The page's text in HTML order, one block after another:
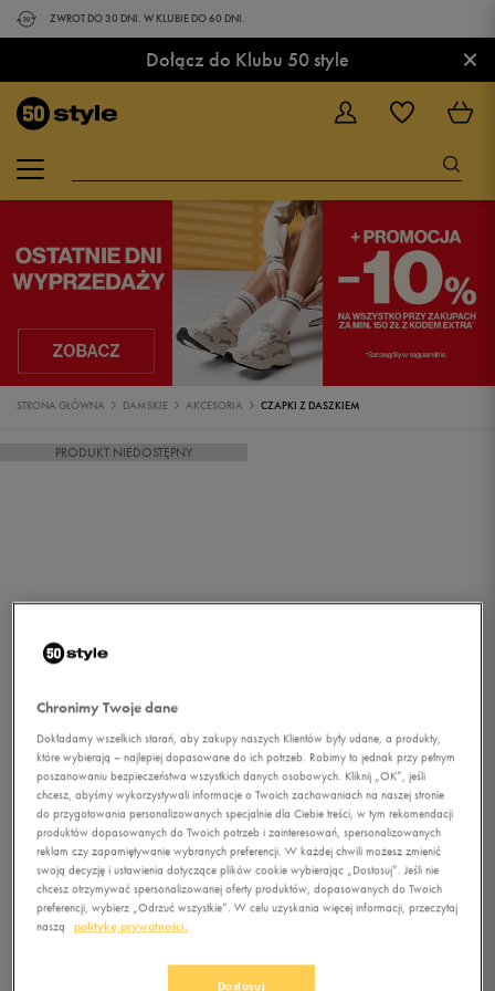
ZWROT DO 30 DNI. W KLUBIE DO 60 DNI.
Dołącz do Klubu 50 style ×
STRONA GŁÓWNA DAMSKIE AKCESORIA CZAPKI Z DASZKIEM
PRODUKT NIEDOSTĘPNY
1/2
Chronimy Twoje dane
Dokładamy wszelkich starań, aby zakupy naszych Klientów były udane, a produkty,
które wybierają – najlepiej dopasowane do ich potrzeb. Robimy to jednak przy pełnym
poszanowaniu bezpieczeństwa wszystkich danych osobowych. Kliknij „OK”, jeśli
chcesz, abyśmy wykorzystywali informacje o Twoich zachowaniach na naszej stronie
do przygotowania personalizowanych specjalnie dla Ciebie treści, w tym rekomendacji
produktów dopasowanych do Twoich potrzeb i zainteresowań, spersonalizowanych
reklam czy zapamiętywanie wybranych preferencji. W każdej chwili możesz zmienić
swoją decyzję i ustawienia dotyczące plików cookie wybierając „Dostosuj”. Jeśli nie
chcesz otrzymywać spersonalizowanej oferty produktów, dopasowanych do Twoich
preferencji, wybierz „Odrzuć wszystkie”. W celu uzyskania więcej informacji, przeczytaj
naszą
politykę prywatności.
Dostosuj